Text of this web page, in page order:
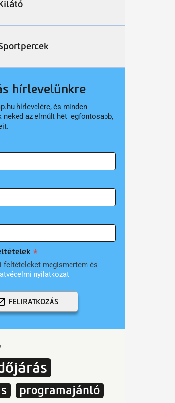
hírlevelünkre
hírlevelére, és minden
neked az elmúlt hét legfontosabb,
feltételeket megismertem és
nyilatkozat
FELIRATKOZÁS
programajánló